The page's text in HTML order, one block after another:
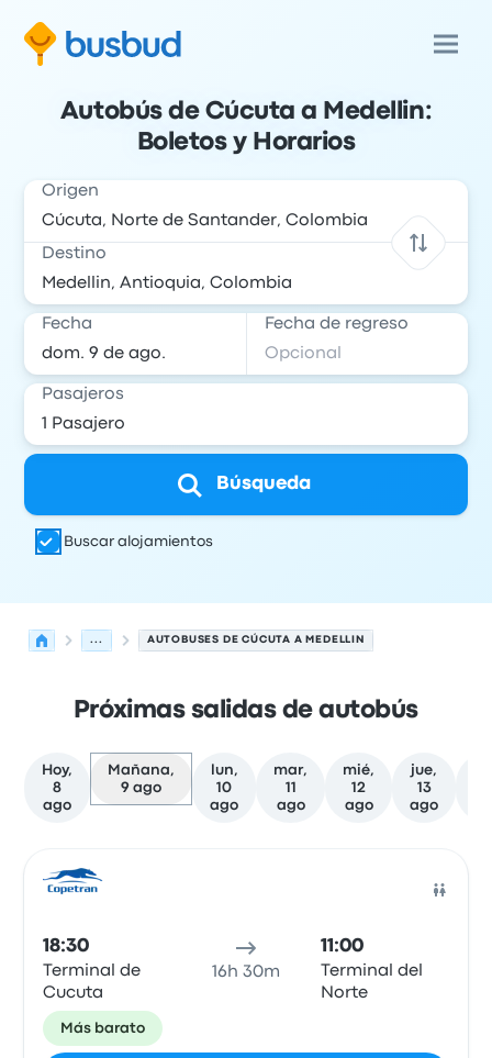
Autobús de Cúcuta a Medellin:
Boletos y Horarios
Origen
Destino
Fecha Fecha de regreso
Pasajeros
Búsqueda
Buscar alojamientos
... AUTOBUSES DE CÚCUTA A MEDELLIN
Próximas salidas de autobús
Hoy,
8
ago
Mañana,
9 ago
lun,
10
ago
mar,
11
ago
mié,
12
ago
jue,
13
ago
18:30
Terminal de
Cucuta
16h 30m
11:00
Terminal del
Norte
Más barato